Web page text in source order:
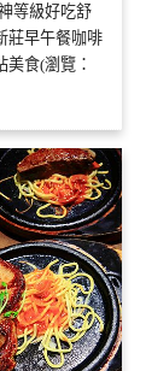
等級好吃舒
莊早午餐咖啡
食(瀏覽：